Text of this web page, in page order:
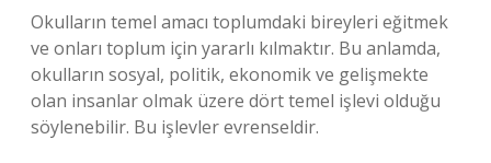
Okulların temel amacı toplumdaki bireyleri eğitmek
ve onları toplum için yararlı kılmaktır. Bu anlamda,
okulların sosyal, politik, ekonomik ve gelişmekte
olan insanlar olmak üzere dört temel işlevi olduğu
söylenebilir. Bu işlevler evrenseldir.